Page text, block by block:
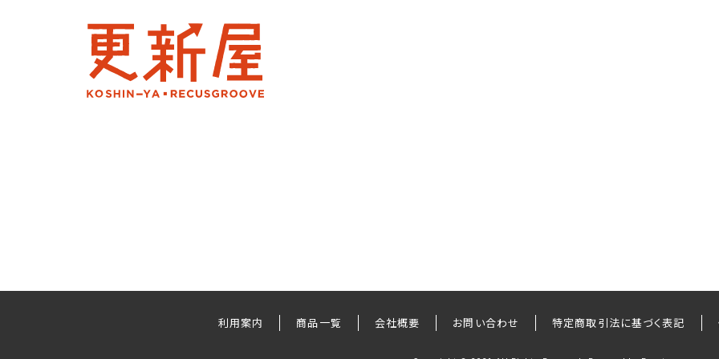
利用案内 商品一覧 会社概要 お問い合わせ 特定商取引法に基づく表記